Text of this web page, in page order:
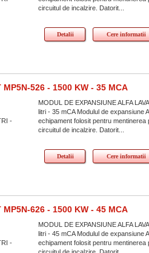
circuitul de incalzire. Datorit...
Detalii Cere informatii
MP5N-526 - 1500 KW - 35 MCA
-
MODUL DE EXPANSIUNE ALFA
litri - 35 mCA Modulul de expansiune
echipament folosit pentru
circuitul de incalzire. Datorit...
Detalii Cere informatii
MP5N-626 - 1500 KW - 45 MCA
-
MODUL DE EXPANSIUNE ALFA
litri - 45 mCA Modulul de expansiune
echipament folosit pentru